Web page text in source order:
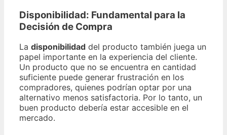
Disponibilidad: Fundamental para la
Decisión de Compra
La disponibilidad del producto también juega un
papel importante en la experiencia del cliente.
Un producto que no se encuentra en cantidad
suficiente puede generar frustración en los
compradores, quienes podrían optar por una
alternativo menos satisfactoria. Por lo tanto, un
buen producto debería estar accesible en el
mercado.